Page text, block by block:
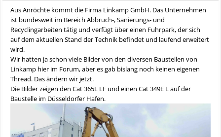
Aus Anröchte kommt die Firma Linkamp GmbH. Das Unternehmen
ist bundesweit im Bereich Abbruch-, Sanierungs- und
Recyclingarbeiten tätig und verfügt über einen Fuhrpark, der sich
auf dem aktuellen Stand der Technik befindet und laufend erweitert
wird.
Wir hatten ja schon viele Bilder von den diversen Baustellen von
Linkamp hier im Forum, aber es gab bislang noch keinen eigenen
Thread. Das ändern wir jetzt.
Die Bilder zeigen den Cat 365L LF und einen Cat 349E L auf der
Baustelle im Düsseldorfer Hafen.